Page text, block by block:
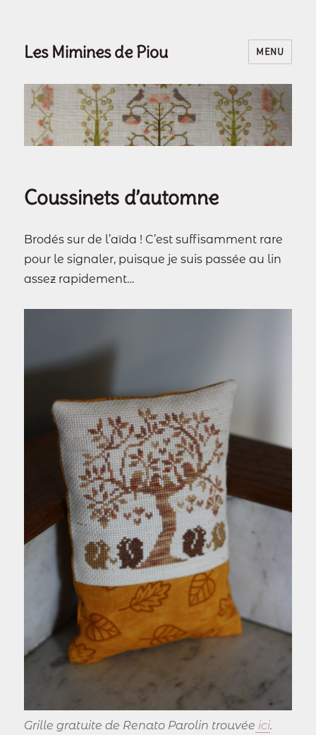
Les Mimines de Piou MENU
Coussinets d’automne
Brodés sur de l’aïda ! C’est suffisamment rare
pour le signaler, puisque je suis passée au lin
assez rapidement…
Grille gratuite de Renato Parolin trouvée ici.